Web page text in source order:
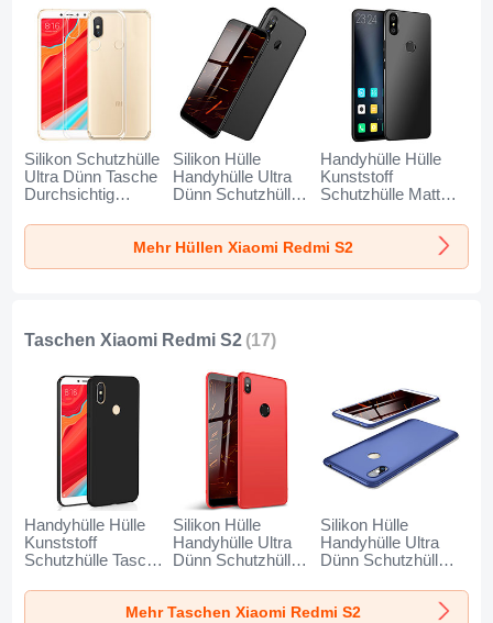
Silikon Schutzhülle
Ultra Dünn Tasche
Durchsichtig
Xiaomi Redmi S2
Silikon Hülle
Handyhülle Ultra
Dünn Schutzhülle
Redmi S2 Schwarz
Handyhülle Hülle
Kunststoff
Schutzhülle Matt
S2 Schwarz
Mehr Hüllen Xiaomi Redmi S2
Taschen Xiaomi Redmi S2 (17)
Handyhülle Hülle
Kunststoff
Schutzhülle Tasche
Xiaomi Redmi S2
Silikon Hülle
Handyhülle Ultra
Dünn Schutzhülle
Xiaomi Redmi S2
Rot
Silikon Hülle
Handyhülle Ultra
Dünn Schutzhülle
Xiaomi Redmi S2
Blau
Mehr Taschen Xiaomi Redmi S2